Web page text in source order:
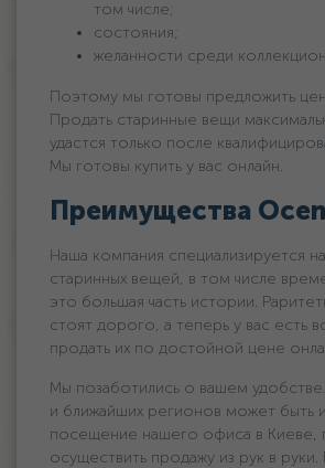
том числе;
состояния;
желанности среди
Поэтому мы готовы предложить
Продать старинные вещи
удастся только после
Мы готовы купить у вас онлайн.
Преимущества
Наша компания специализируется
старинных вещей, в том числе
это большая часть истории.
стоят дорого, а теперь у вас есть
продать их по достойной цене
Мы позаботились о вашем
и ближайших регионов может быть
посещение нашего офиса в Киеве,
осуществить продажу из рук в